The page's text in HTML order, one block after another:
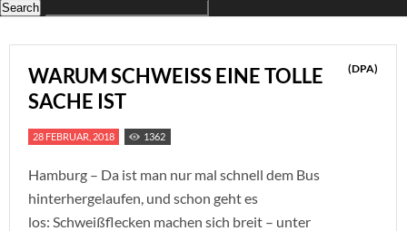
WARUM SCHWEISS EINE TOLLE S
ACHE IST
(DPA)
28 FEBRUAR, 2018 1362
Hamburg – Da ist man nur mal schnell dem Bus
hinterhergelaufen, und schon geht es
los: Schweißflecken machen sich breit – unter